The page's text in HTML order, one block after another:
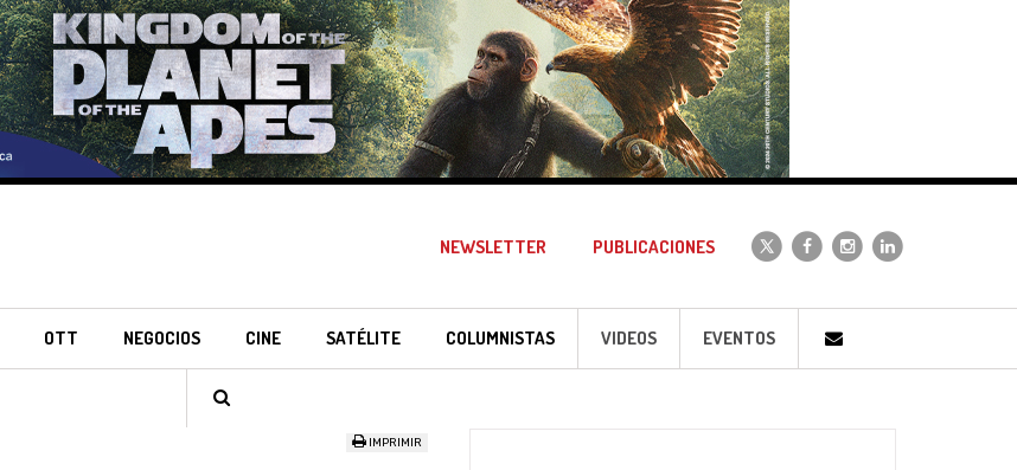
NEWSLETTER PUBLICACIONES
OTT NEGOCIOS CINE SATÉLITE COLUMNISTAS VIDEOS EVENTOS
IMPRIMIR